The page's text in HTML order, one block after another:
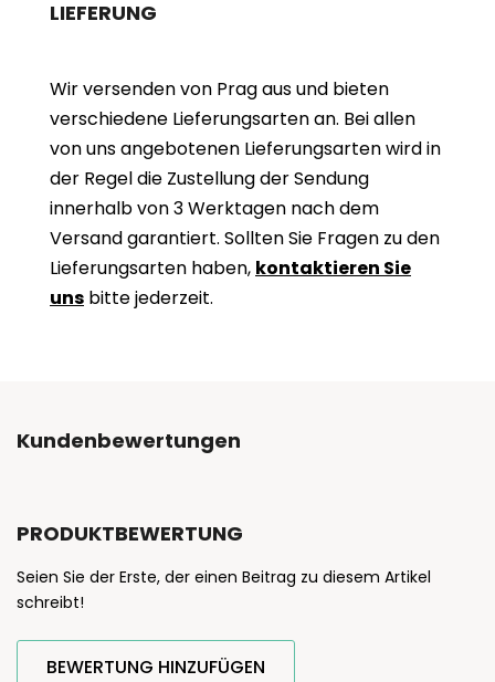
LIEFERUNG
Wir versenden von Prag aus und bieten
verschiedene Lieferungsarten an. Bei allen
von uns angebotenen Lieferungsarten wird in
der Regel die Zustellung der Sendung
innerhalb von 3 Werktagen nach dem
Versand garantiert. Sollten Sie Fragen zu den
Lieferungsarten haben, kontaktieren Sie
uns bitte jederzeit.
Kundenbewertungen
PRODUKTBEWERTUNG
Seien Sie der Erste, der einen Beitrag zu diesem Artikel
schreibt!
BEWERTUNG HINZUFÜGEN